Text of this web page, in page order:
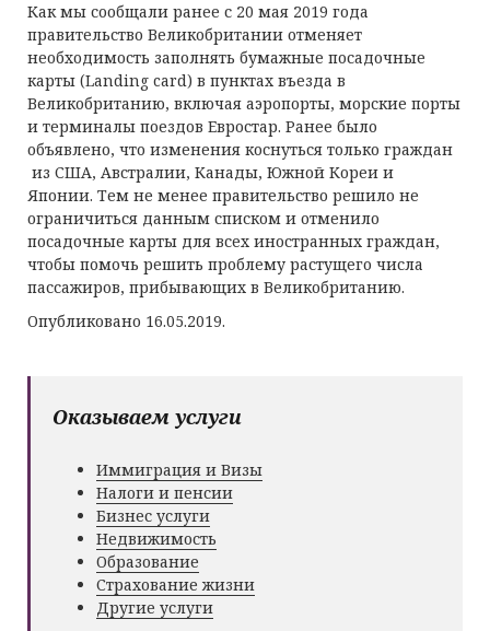
Как мы сообщали ранее с 20 мая 2019 года
правительство Великобритании отменяет
необходимость заполнять бумажные посадочные
карты (Landing card) в пунктах въезда в
Великобританию, включая аэропорты, морские порты
и терминалы поездов Евростар. Ранее было
объявлено, что изменения коснуться только граждан
из США, Австралии, Канады, Южной Кореи и
Японии. Тем не менее правительство решило не
ограничиться данным списком и отменило
посадочные карты для всех иностранных граждан,
чтобы помочь решить проблему растущего числа
пассажиров, прибывающих в Великобританию.
Опубликовано 16.05.2019.
Оказываем услуги
Иммиграция и Визы
Налоги и пенсии
Бизнес услуги
Недвижимость
Образование
Страхование жизни
Другие услуги